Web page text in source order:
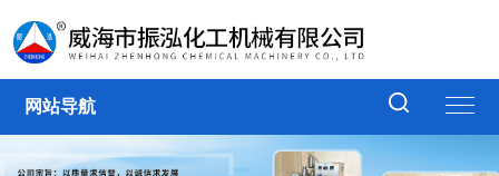
网站导航